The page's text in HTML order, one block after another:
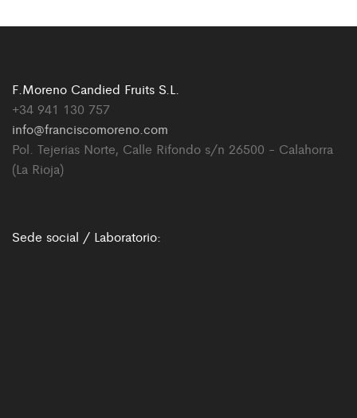
F.Moreno Candied Fruits S.L.
+34 941 130 757
info@franciscomoreno.com
Pol. Tejerias Norte, Calle Rifondo s/n 26500 - Calahorra
(La Rioja)
Sede social / Laboratorio: